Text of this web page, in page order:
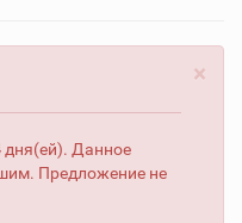
×
дня(ей). Данное
Предложение не